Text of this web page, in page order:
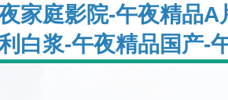
家庭影院-午夜精品
白浆-午夜精品国产-